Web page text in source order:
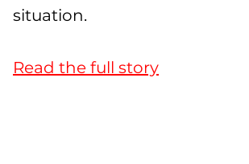
situation.
Read the full story